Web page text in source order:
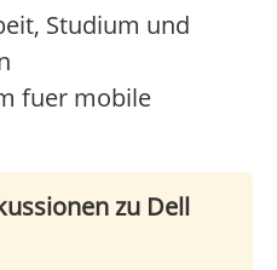
Studium und
fuer mobile
zu Dell